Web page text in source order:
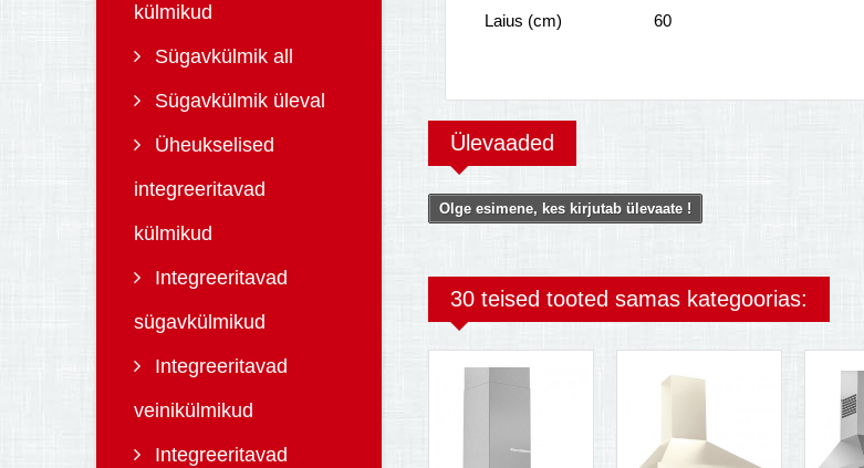
külmikud
Sügavkülmik all
Sügavkülmik üleval
Üheukselised
integreeritavad
külmikud
Integreeritavad
sügavkülmikud
Integreeritavad
veinikülmikud
Integreeritavad
Laius (cm) 60
Ülevaaded
Olge esimene, kes kirjutab ülevaate !
30 teised tooted samas kategoorias: